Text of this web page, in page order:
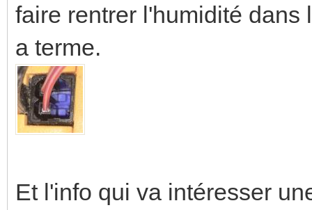
faire rentrer l'humidité
a terme.
Et l'info qui va intéresser